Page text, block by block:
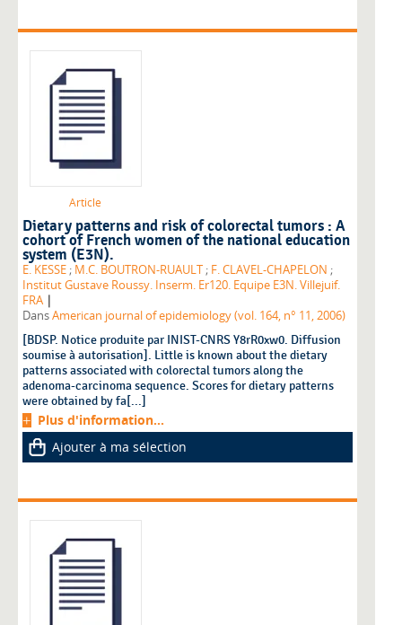
Article
Dietary patterns and risk of colorectal tumors : A
cohort of French women of the national education
system (E3N).
E. KESSE ; M.C. BOUTRON-RUAULT ; F. CLAVEL-CHAPELON ;
Institut Gustave Roussy. Inserm. Er120. Equipe E3N. Villejuif.
FRA |
DansAmerican journal of epidemiology (vol. 164, n° 11, 2006)
[BDSP. Notice produite par INIST-CNRS Y8rR0xw0. Diffusion
soumise à autorisation]. Little is known about the dietary
patterns associated with colorectal tumors along the
adenoma-carcinoma sequence. Scores for dietary patterns
were obtained by fa[...]
Plus d'information...
Ajouter à ma sélection